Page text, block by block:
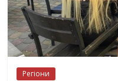
Регіони